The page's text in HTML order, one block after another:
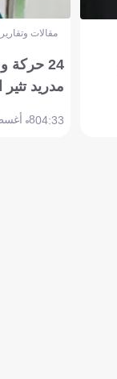
مقالات وتقارير
24
مدريد
04:338 أغسطس 2026